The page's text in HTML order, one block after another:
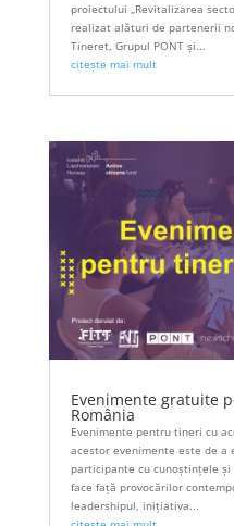
proiectului „Revitalizarea
realizat alături de partenerii
Tineret, Grupul PONT și...
citește mai mult
Evenimente gratuite
România
Evenimente pentru tineri cu
acestor evenimente este de a
participante cu cunoștințele
face față provocărilor
leadershipul, inițiativa...